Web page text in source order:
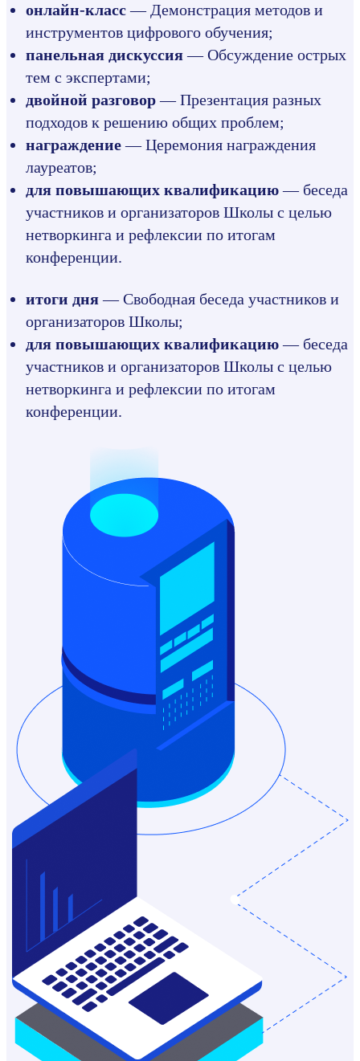
онлайн-класс— Демонстрация методов и
инструментов цифрового обучения;
панельная дискуссия— Обсуждение острых
тем с экспертами;
двойной разговор— Презентация разных
подходов к решению общих проблем;
награждение— Церемония награждения
лауреатов;
для повышающих квалификацию— беседа
участников и организаторов Школы с целью
нетворкинга и рефлексии по итогам
конференции.
итоги дня— Свободная беседа участников и
организаторов Школы;
для повышающих квалификацию— беседа
участников и организаторов Школы с целью
нетворкинга и рефлексии по итогам
конференции.